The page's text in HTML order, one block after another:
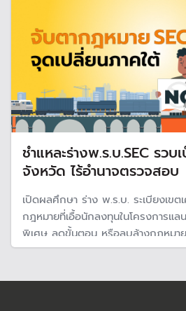
ชำแหละร่างพ.ร.บ.SEC รวบ
จังหวัด ไร้อำนาจตรวจสอบ
เปิดผลศึกษา ร่าง พ.ร.บ. ระเบียงเขต
กฎหมายที่เอื้อนักลงทุนในโครงการแ
พิเศษ ลดขั้นตอน หรือลบล้างกฎหมา
เบ็ดเสร็จไว้ที่หน่วยงานเดียว มีอำนา
โปร่งใส